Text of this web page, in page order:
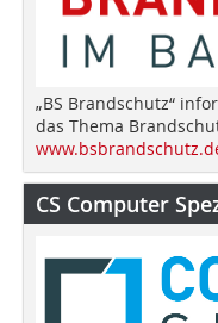
„BS Brandschutz“
das Thema
CS Computer